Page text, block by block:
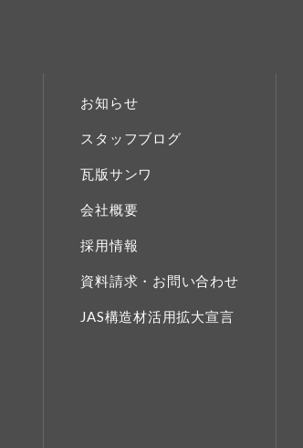
お知らせ
スタッフブログ
瓦版サンワ
会社概要
採用情報
資料請求・お問い合わせ
JAS構造材活用拡大宣言